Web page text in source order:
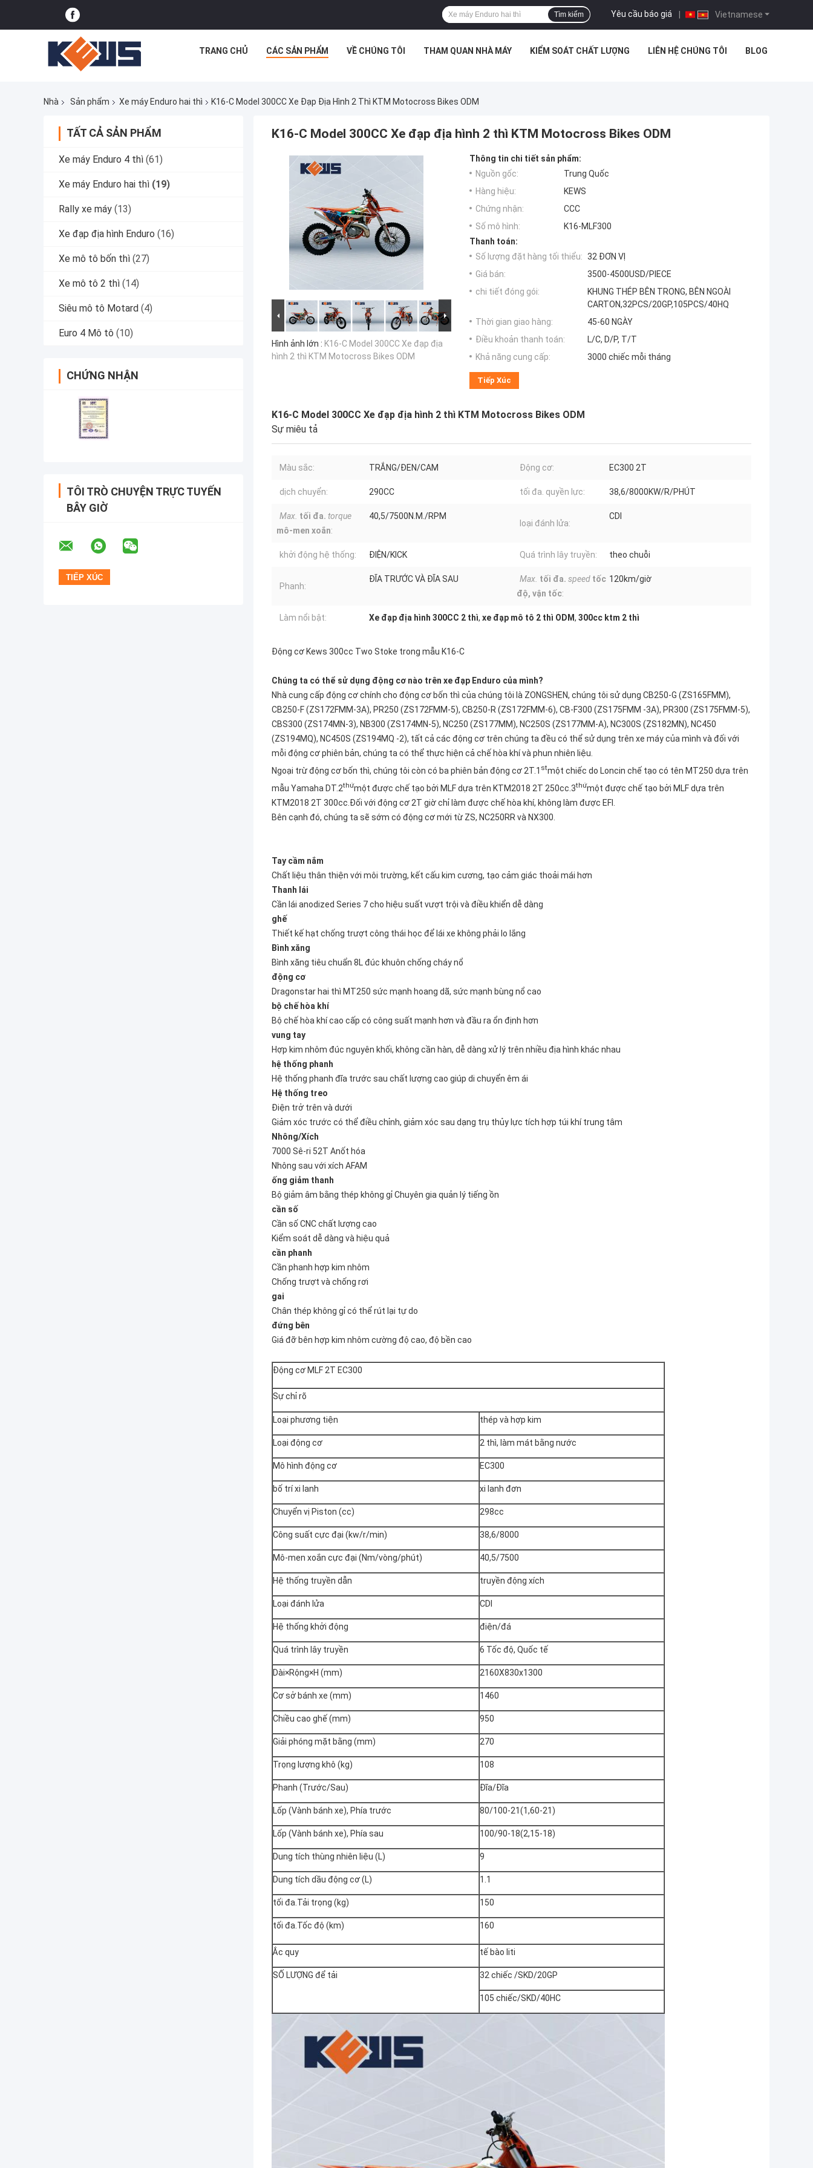
Vietnamese
Yêu cầu báo giá |
Tìm kiếm
TRANG CHỦ CÁC SẢN PHẨM VỀ CHÚNG TÔI THAM QUAN NHÀ MÁY KIỂM SOÁT CHẤT LƯỢNG LIÊN HỆ CHÚNG TÔI BLOG
Nhà Sản phẩm Xe máy Enduro hai thì K16-C Model 300CC Xe Đạp Địa Hình 2 Thì KTM Motocross Bikes ODM
TẤT CẢ SẢN PHẨM
Xe máy Enduro 4 thì (61)
Xe máy Enduro hai thì (19)
Rally xe máy (13)
Xe đạp địa hình Enduro (16)
Xe mô tô bốn thì (27)
Xe mô tô 2 thì (14)
Siêu mô tô Motard (4)
Euro 4 Mô tô (10)
CHỨNG NHẬN
TÔI TRÒ CHUYỆN TRỰC TUYẾN
BÂY GIỜ
K16-C Model 300CC Xe đạp địa hình 2 thì KTM Motocross Bikes ODM
Hình ảnh lớn : K16-C Model 300CC Xe đạp địa
hình 2 thì KTM Motocross Bikes ODM
Thông tin chi tiết sản phẩm:
Nguồn gốc:
Trung Quốc
Hàng hiệu:
KEWS
Chứng nhận:
CCC
Số mô hình:
K16-MLF300
Thanh toán:
Số lượng đặt hàng tối thiểu: 32 ĐƠN VỊ
Giá bán:
3500-4500USD/PIECE
chi tiết đóng gói:
KHUNG THÉP BÊN TRONG, BÊN NGOÀI
CARTON,32PCS/20GP,105PCS/40HQ
Thời gian giao hàng:
45-60 NGÀY
Điều khoản thanh toán:
L/C, D/P, T/T
Khả năng cung cấp:
3000 chiếc mỗi tháng
Tiếp Xúc
K16-C Model 300CC Xe đạp địa hình 2 thì KTM Motocross Bikes ODM
Sự miêu tả
Màu sắc: TRẮNG/ĐEN/CAM Động cơ: EC300 2T
dịch chuyển: 290CC tối đa. quyền lực: 38,6/8000KW/R/PHÚT
Max. tối đa. torque
mô-men xoắn:
40,5/7500N.M./RPM
loại đánh lửa:
CDI
khởi động hệ thống: ĐIỆN/KICK Quá trình lây truyền: theo chuỗi
Phanh:
ĐĨA TRƯỚC VÀ ĐĨA SAU Max. tối đa. speed tốc
độ, vận tốc:
120km/giờ
Làm nổi bật: Xe đạp địa hình 300CC 2 thì, xe đạp mô tô 2 thì ODM, 300cc ktm 2 thì
Động cơ Kews 300cc Two Stoke trong mẫu K16-C
Chúng ta có thể sử dụng động cơ nào trên xe đạp Enduro của mình?
Nhà cung cấp động cơ chính cho động cơ bốn thì của chúng tôi là ZONGSHEN, chúng tôi sử dụng CB250-G (ZS165FMM),
CB250-F (ZS172FMM-3A), PR250 (ZS172FMM-5), CB250-R (ZS172FMM-6), CB-F300 (ZS175FMM -3A), PR300 (ZS175FMM-5),
CBS300 (ZS174MN-3), NB300 (ZS174MN-5), NC250 (ZS177MM), NC250S (ZS177MM-A), NC300S (ZS182MN), NC450
(ZS194MQ), NC450S (ZS194MQ -2), tất cả các động cơ trên chúng ta đều có thể sử dụng trên xe máy của mình và đối với
mỗi động cơ phiên bản, chúng ta có thể thực hiện cả chế hòa khí và phun nhiên liệu.
Ngoại trừ động cơ bốn thì, chúng tôi còn có ba phiên bản động cơ 2T.1 stmột chiếc do Loncin chế tạo có tên MT250 dựa trên
mẫu Yamaha DT.2thứmột được chế tạo bởi MLF dựa trên KTM2018 2T 250cc.3thứmột được chế tạo bởi MLF dựa trên
KTM2018 2T 300cc.Đối với động cơ 2T giờ chỉ làm được chế hòa khí, không làm được EFI.
Bên cạnh đó, chúng ta sẽ sớm có động cơ mới từ ZS, NC250RR và NX300.
Tay cầm nắm
Chất liệu thân thiện với môi trường, kết cấu kim cương, tạo cảm giác thoải mái hơn
Thanh lái
Cần lái anodized Series 7 cho hiệu suất vượt trội và điều khiển dễ dàng
ghế
Thiết kế hạt chống trượt công thái học để lái xe không phải lo lắng
Bình xăng
Bình xăng tiêu chuẩn 8L đúc khuôn chống cháy nổ
động cơ
Dragonstar hai thì MT250 sức mạnh hoang dã, sức mạnh bùng nổ cao
bộ chế hòa khí
Bộ chế hòa khí cao cấp có công suất mạnh hơn và đầu ra ổn định hơn
vung tay
Hợp kim nhôm đúc nguyên khối, không cần hàn, dễ dàng xử lý trên nhiều địa hình khác nhau
hệ thống phanh
Hệ thống phanh đĩa trước sau chất lượng cao giúp di chuyển êm ái
Hệ thống treo
Điện trở trên và dưới
Giảm xóc trước có thể điều chỉnh, giảm xóc sau dạng trụ thủy lực tích hợp túi khí trung tâm
Nhông/Xích
7000 Sê-ri 52T Anốt hóa
Nhông sau với xích AFAM
ống giảm thanh
Bộ giảm âm bằng thép không gỉ Chuyên gia quản lý tiếng ồn
cần số
Cần số CNC chất lượng cao
Kiểm soát dễ dàng và hiệu quả
cần phanh
Cần phanh hợp kim nhôm
Chống trượt và chống rơi
gai
Chân thép không gỉ có thể rút lại tự do
đứng bên
Giá đỡ bên hợp kim nhôm cường độ cao, độ bền cao
Động cơ MLF 2T EC300
Sự chỉ rõ
Loại phương tiện thép và hợp kim
Loại động cơ 2 thì, làm mát bằng nước
Mô hình động cơ EC300
bố trí xi lanh xi lanh đơn
Chuyển vị Piston (cc) 298cc
Công suất cực đại (kw/r/min) 38,6/8000
Mô-men xoắn cực đại (Nm/vòng/phút) 40,5/7500
Hệ thống truyền dẫn truyền động xích
Loại đánh lửa CDI
Hệ thống khởi động điện/đá
Quá trình lây truyền 6 Tốc độ, Quốc tế
Dài×Rộng×H (mm) 2160X830x1300
Cơ sở bánh xe (mm) 1460
Chiều cao ghế (mm) 950
Giải phóng mặt bằng (mm) 270
Trọng lượng khô (kg) 108
Phanh (Trước/Sau) Đĩa/Đĩa
Lốp (Vành bánh xe), Phía trước 80/100-21(1,60-21)
Lốp (Vành bánh xe), Phía sau 100/90-18(2,15-18)
Dung tích thùng nhiên liệu (L) 9
Dung tích dầu động cơ (L) 1.1
tối đa.Tải trọng (kg) 150
tối đa.Tốc độ (km) 160
Ắc quy tế bào liti
SỐ LƯỢNG để tải 32 chiếc /SKD/20GP
105 chiếc/SKD/40HC